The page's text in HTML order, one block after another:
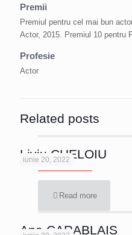
Premii
Premiul pentru cel mai bun
Actor, 2015. Premiul 10 pentru
Profesie
Actor
Related posts
iunie 20, 2022
Liviu CHELOIU
Read more
Ana CARABLAIS